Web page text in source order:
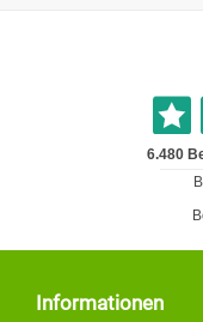
Informationen